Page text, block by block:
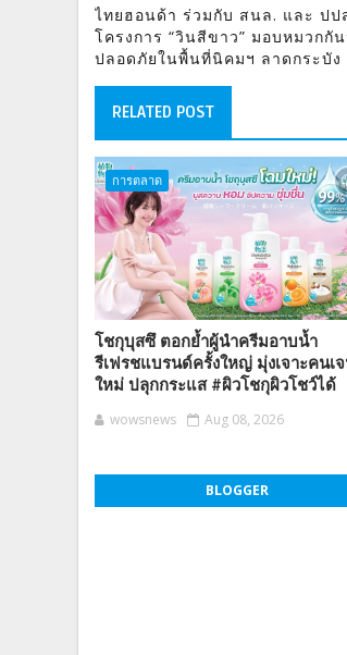
ไทยฮอนด้า ร่วมกับ สนล. และ ป
โครงการ “วินสีขาว” มอบหมวกกั
ปลอดภัยในพื้นที่นิคมฯ ลาดกระบัง
RELATED POST
การตลาด
โชกุบุสซึ ตอกย้ำผู้นำครีมอาบน้ำ
รีเฟรชแบรนด์ครั้งใหญ่ มุ่งเจาะคนเ
ใหม่ ปลุกกระแส #ผิวโชกุผิวโชว์ได้
wowsnews Aug 08, 2026
BLOGGER